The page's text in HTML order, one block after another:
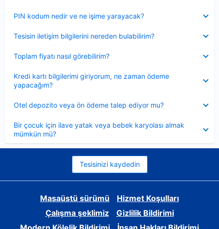
PIN kodum nedir ve ne işime yarayacak?
Tesisin iletişim bilgilerini nereden bulabilirim?
Toplam fiyatı nasıl görebilirim?
Kredi kartı bilgilerimi giriyorum, ne zaman ödeme
yapacağım?
Otel depozito veya ön ödeme talep ediyor mu?
Bir çocuk için ilave yatak veya bebek karyolası almak
mümkün mü?
Tesisinizi kaydedin
Masaüstü sürümü
Hizmet Koşulları
Çalışma şeklimiz
Gizlilik Bildirimi